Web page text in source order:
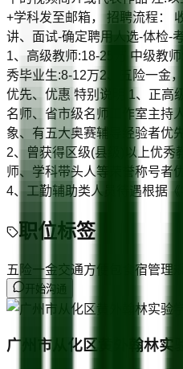
+学科发至邮箱， 招聘流程：
讲、面试-确定聘用人选-体检-
1、高级教师:18-25万 中级教
秀毕业生:8-12万2、五险一金
优先、优惠 特别说明 1、正高
名师、省市级名师工作室主持
象、有五大奥赛辅导经验者优
2、曾获得区级(县级)以上优秀
师、学科带头人等荣誉称号者
4、工勤辅助类人员待遇根据
职位标签
五险一金交通方便 包食宿管理
开始沟通
广州市从化区黄外翰林实